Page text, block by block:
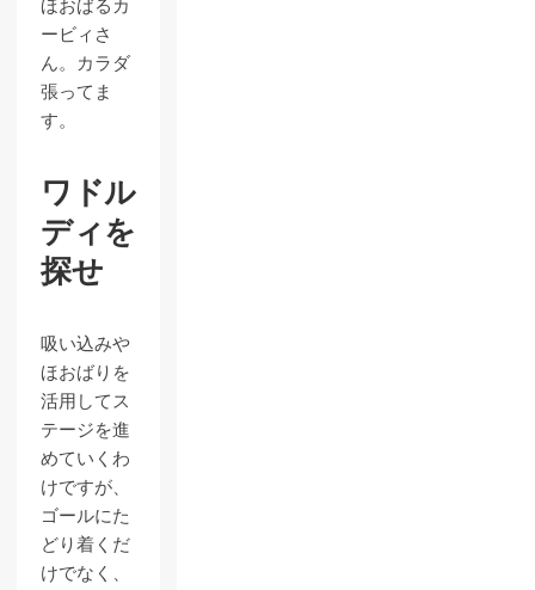
ほおばるカ
ービィさ
ん。カラダ
張ってま
す。
ワドル
ディを
探せ
吸い込みや
ほおばりを
活用してス
テージを進
めていくわ
けですが、
ゴールにた
どり着くだ
けでなく、